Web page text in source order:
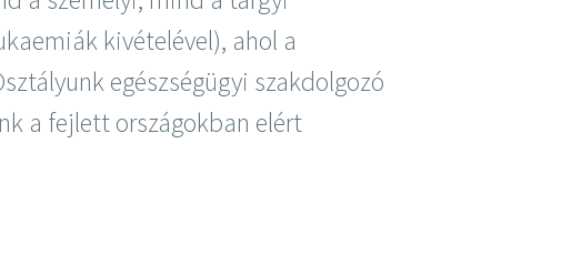
kivételével), ahol a
egészségügyi szakdolgozó
a fejlett országokban elért